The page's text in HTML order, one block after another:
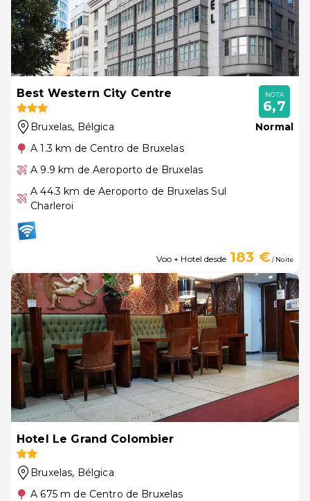
Best Western City Centre
Bruxelas, Bélgica
A 1.3 km de Centro de Bruxelas
A 9.9 km de Aeroporto de Bruxelas
A 44.3 km de Aeroporto de Bruxelas Sul
Charleroi
NOTA
6,7
Normal
Voo + Hotel desde 183 €/ Noite
Hotel Le Grand Colombier
Bruxelas, Bélgica
A 675 m de Centro de Bruxelas